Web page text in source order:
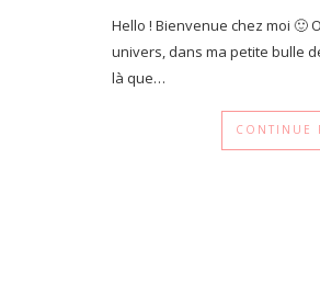
Hello ! Bienvenue chez moi 🙂
univers, dans ma petite bulle
là que…
CONTINUE